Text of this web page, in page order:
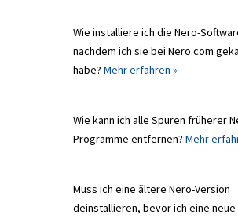
Wie installiere ich die Nero-
nachdem ich sie bei Nero.com
habe? Mehr erfahren »
Wie kann ich alle Spuren früherer
Programme entfernen? Mehr
Muss ich eine ältere Nero-Version
deinstallieren, bevor ich eine neue